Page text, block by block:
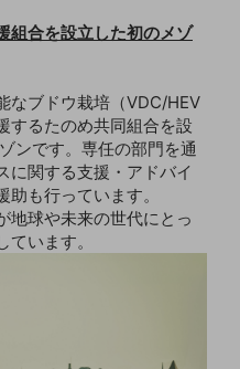
組合を設立した初のメゾ
なブドウ栽培（VDC/HEV
するたのめ共同組合を設
ンです。専任の部門を通
に関する支援・アドバイ
も行っています。
地球や未来の世代にとっ
います。